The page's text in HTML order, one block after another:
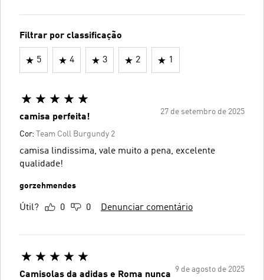
Filtrar por classificação
5 4 3 2 1
27 de setembro de 2025
camisa perfeita!
Cor: Team Coll Burgundy 2
camisa lindissima, vale muito a pena, excelente
qualidade!
gorzehmendes
Útil? 0 0 Denunciar comentário
9 de agosto de 2025
Camisolas da adidas e Roma nunca